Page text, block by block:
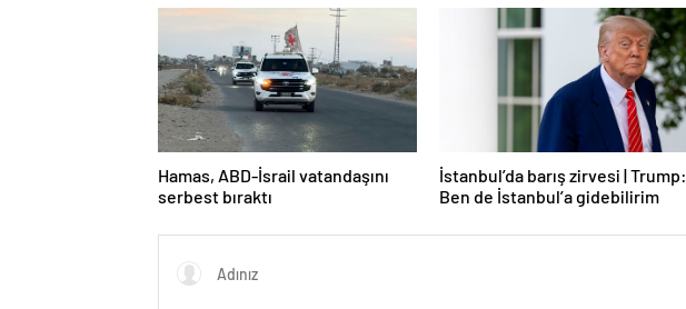
Hamas, ABD-İsrail vatandaşını
serbest bıraktı
İstanbul’da barış zirvesi | Trump:
Ben de İstanbul’a gidebilirim